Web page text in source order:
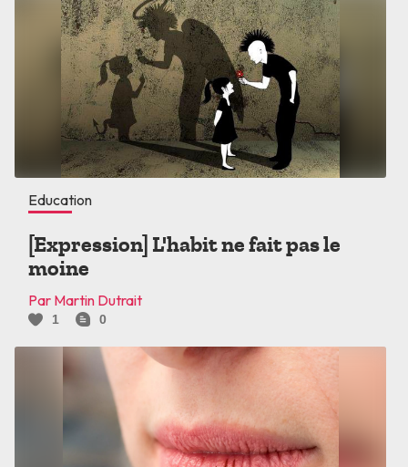
Education
[Expression] L'habit ne fait pas le
moine
Par Martin Dutrait
1 0